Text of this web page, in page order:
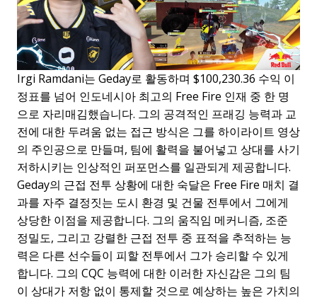
Irgi Ramdani는 Geday로 활동하며 $100,230.36 수익 이
정표를 넘어 인도네시아 최고의 Free Fire 인재 중 한 명
으로 자리매김했습니다. 그의 공격적인 프래깅 능력과 교
전에 대한 두려움 없는 접근 방식은 그를 하이라이트 영상
의 주인공으로 만들며, 팀에 활력을 불어넣고 상대를 사기
저하시키는 인상적인 퍼포먼스를 일관되게 제공합니다.
Geday의 근접 전투 상황에 대한 숙달은 Free Fire 매치 결
과를 자주 결정짓는 도시 환경 및 건물 전투에서 그에게
상당한 이점을 제공합니다. 그의 움직임 메커니즘, 조준
정밀도, 그리고 강렬한 근접 전투 중 표적을 추적하는 능
력은 다른 선수들이 피할 전투에서 그가 승리할 수 있게
합니다. 그의 CQC 능력에 대한 이러한 자신감은 그의 팀
이 상대가 저항 없이 통제할 것으로 예상하는 높은 가치의